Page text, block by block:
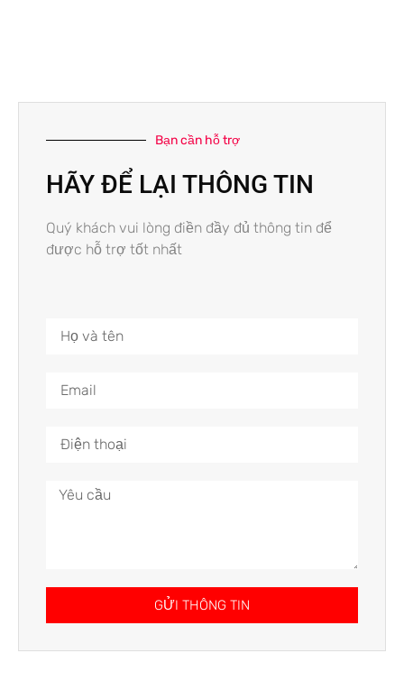
Bạn cần hỗ trợ
HÃY ĐỂ LẠI THÔNG TIN
Quý khách vui lòng điền đầy đủ thông tin để
được hỗ trợ tốt nhất
GỬI THÔNG TIN